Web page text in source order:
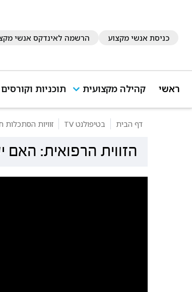
כניסת אנשי מקצוע הרשמה לאינדקס אנשי
ראשי קהילה מקצועית תוכניות וקורסים
דף הבית בטיפולנט TV זוויות הסתכלות
הזווית הרפואית: